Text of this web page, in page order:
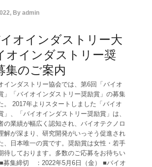
, By admin
オインダストリー大
オインダストリー奨
集のご案内
インダストリー協会では、第6回「バイオ
」「バイオインダストリー奨励賞」の募集
。 2017年よりスタートしました「バイオ
」、「バイオインダストリー奨励賞」は、
の業績が幅広く認知され、バイオテクノロ
解が深まり、研究開発がいっそう促進され
、日本唯一の賞です。奨励賞は女性・若手
待しております。多数のご応募をお待ちい
募集締切 ：2022年5月6日（金） ■バイオ